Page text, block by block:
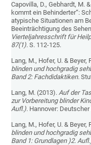
Capovilla, D., Gebhardt, M.
kommt ein Behinderter“:
atypische Situationen am
Beeinträchtigung des
Vierteljahresschrift für
87(1). S. 112-125.
Lang, M., Hofer, U. & Beyer,
blinden und hochgradig
Band 2: Fachdidaktiken.
Lang, M. (2013).Auf der
zur Vorbereitung blinder
Aufl.). Hannover:
Lang, M., Hofer, U. & Beyer,
blinden und hochgradig
Band 1: Grundlagen )2.